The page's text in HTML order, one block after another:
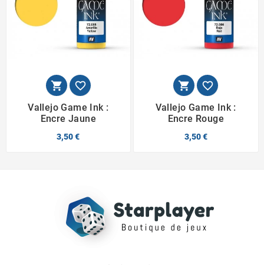
 
Vallejo Game Ink :
Encre Jaune
3,50 €
 
Vallejo Game Ink :
Encre Rouge
3,50 €